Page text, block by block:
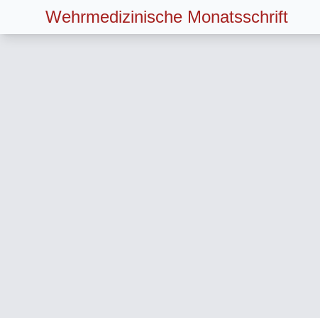
Wehrmedizinische Monatsschrift